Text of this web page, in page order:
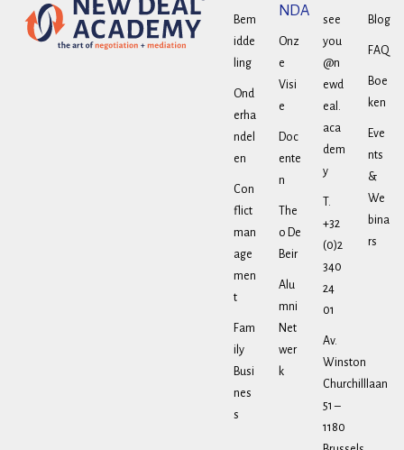
Bem
idde
ling
Ond
erha
ndel
en
Con
flict
man
age
men
t
Fam
ily
Busi
nes
s
NDA
Onz
e
Visi
e
Doc
ente
n
The
o De
Beir
Alu
mni
Net
wer
k
see
you
@n
ewd
eal.
aca
dem
y
T.
+32
(0)2
340
24
01
Av.
Winston
Churchilllaan
51 –
1180
Blog
FAQ
Boe
ken
Eve
nts
&
We
bina
rs